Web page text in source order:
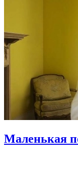
Маленькая